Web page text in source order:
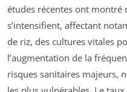
études récentes ont montré
s’intensifient, affectant
de riz, des cultures vitales
l’augmentation de la
risques sanitaires majeurs,